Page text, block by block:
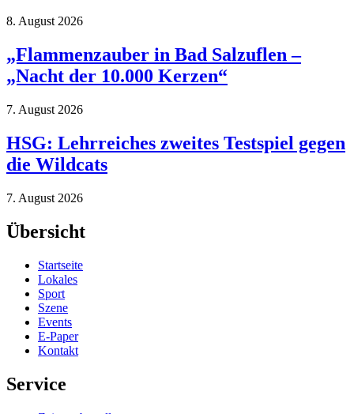
8. August 2026
„Flammenzauber in Bad Salzuflen –
„Nacht der 10.000 Kerzen“
7. August 2026
HSG: Lehrreiches zweites Testspiel gegen
die Wildcats
7. August 2026
Übersicht
Startseite
Lokales
Sport
Szene
Events
E-Paper
Kontakt
Service